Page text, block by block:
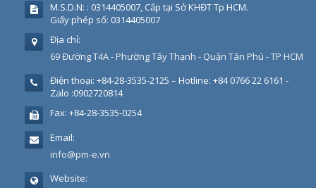
M.S.D.N: : 0314405007, Cấp tại Sở KHĐT Tp HCM.
Giấy phép số: 0314405007
Địa chỉ:
69 Đường T4A - Phường Tây Thạnh - Quận Tân Phú - TP HCM
Điện thoại: +84-28-3535-2125 – Hotline: +84 0766 22 6161 -
Zalo :0902720814
Fax: +84-28-3535-0254
Email:
info@pm-e.vn
Website: